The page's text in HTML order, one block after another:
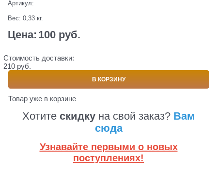
Артикул:
Вес: 0,33 кг.
Цена: 100 руб.
Стоимость доставки:
210 руб.
В КОРЗИНУ
Товар уже в корзине
Хотите скидку на свой заказ? Вам
сюда
Узнавайте первыми о новых
поступлениях!